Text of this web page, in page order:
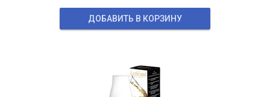
ДОБАВИТЬ В КОРЗИНУ